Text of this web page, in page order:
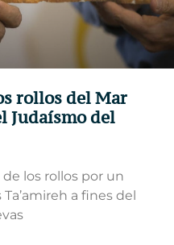
rollos del Mar
Judaísmo del
los rollos por un
a fines del